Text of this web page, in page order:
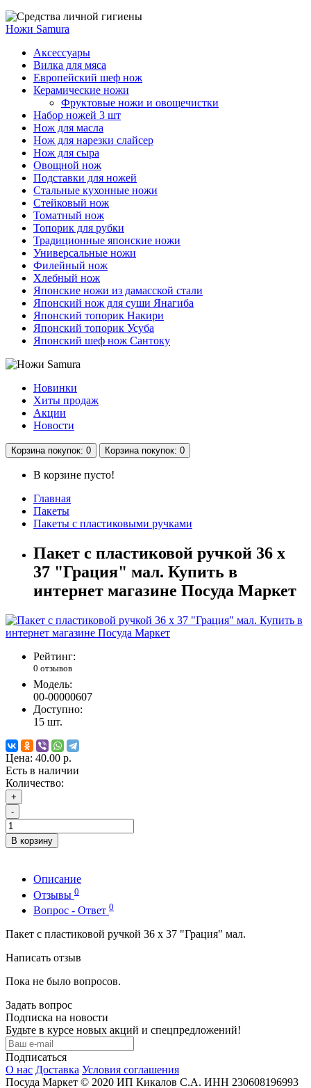
Ножи Samura
Аксессуары
Вилка для мяса
Европейский шеф нож
Керамические ножи
Фруктовые ножи и овощечистки
Набор ножей 3 шт
Нож для масла
Нож для нарезки слайсер
Нож для сыра
Овощной нож
Подставки для ножей
Стальные кухонные ножи
Стейковый нож
Томатный нож
Топорик для рубки
Традиционные японские ножи
Универсальные ножи
Филейный нож
Хлебный нож
Японские ножи из дамасской стали
Японский нож для суши Янагиба
Японский топорик Накири
Японский топорик Усуба
Японский шеф нож Сантоку
Новинки
Хиты продаж
Акции
Новости
Корзинапокупок: 0 Корзинапокупок: 0
В корзине пусто!
Главная
Пакеты
Пакеты с пластиковыми ручками
Пакет с пластиковой ручкой 36 х
37 "Грация" мал. Купить в
интернет магазине Посуда Маркет
Рейтинг:
0 отзывов
Модель:
00-00000607
Доступно:
15 шт.
Цена: 40.00 р.
Есть в наличии
Количество:
+
-
В корзину
Описание
Отзывы 0
Вопрос - Ответ 0
Пакет с пластиковой ручкой 36 х 37 "Грация" мал.
Написать отзыв
Пока не было вопросов.
Задать вопрос
Подписка на новости
Будьте в курсе новых акций и спецпредложений!
Подписаться
О нас Доставка Условия соглашения
Посуда Маркет © 2020 ИП Кикалов С.А. ИНН 230608196993